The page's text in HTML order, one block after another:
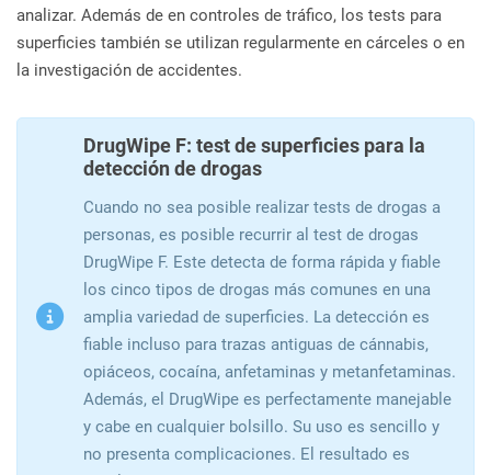
analizar. Además de en controles de tráfico, los tests para
superficies también se utilizan regularmente en cárceles o en
la investigación de accidentes.
DrugWipe F: test de superficies para la
detección de drogas
Cuando no sea posible realizar tests de drogas a
personas, es posible recurrir al test de drogas
DrugWipe F. Este detecta de forma rápida y fiable
los cinco tipos de drogas más comunes en una
amplia variedad de superficies. La detección es
fiable incluso para trazas antiguas de cánnabis,
opiáceos, cocaína, anfetaminas y metanfetaminas.
Además, el DrugWipe es perfectamente manejable
y cabe en cualquier bolsillo. Su uso es sencillo y
no presenta complicaciones. El resultado es